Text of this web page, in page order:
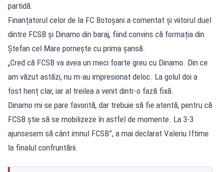
partidă.
Finanțatorul celor de la FC Botoșani a comentat și viitorul duel
dintre FCSB și Dinamo din baraj, fiind convins că formația din
Ștefan cel Mare pornește cu prima șansă.
„Cred că FCSB va avea un meci foarte greu cu Dinamo. Din ce
am văzut astăzi, nu m-au impresionat deloc. La golul doi a
fost henț clar, iar al treilea a venit dintr-o fază fixă.
Dinamo mi se pare favorită, dar trebuie să fie atentă, pentru că
FCSB știe să se mobilizeze în astfel de momente. La 3-3
ajunsesem să cânt imnul FCSB”, a mai declarat Valeriu Iftime
la finalul confruntării.